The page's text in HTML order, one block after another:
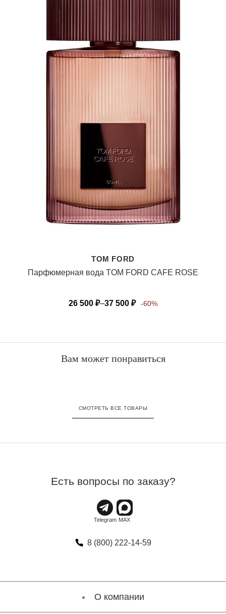
TOM FORD
Парфюмерная вода TOM FORD CAFE ROSE
26 500 ₽–37 500 ₽ -60%
Вам может понравиться
СМОТРЕТЬ ВСЕ ТОВАРЫ
Есть вопросы по заказу?
8 (800) 222-14-59
О компании